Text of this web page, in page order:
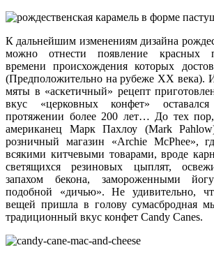
К дальнейшим изменениям дизайна
можно отнести появление красных
времени происхождения которых
(Предположительно на рубеже ХХ века).
мяты в «аскетичный» рецепт
вкус «церковных конфет»
протяжении более 200 лет… До тех
американец Марк Пахлоу (Mark
розничный магазин «Archie McPhee»,
всякими китчевыми товарами, вроде
светящихся резиновых цыплят,
запахом бекона, замороженными
подобной «дичью». Не удивительно,
вещей пришла в голову сумасбродная
традиционный вкус конфет Candy Canes.